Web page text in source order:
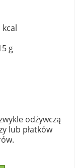
kcal
g
odżywczą
lub płatków